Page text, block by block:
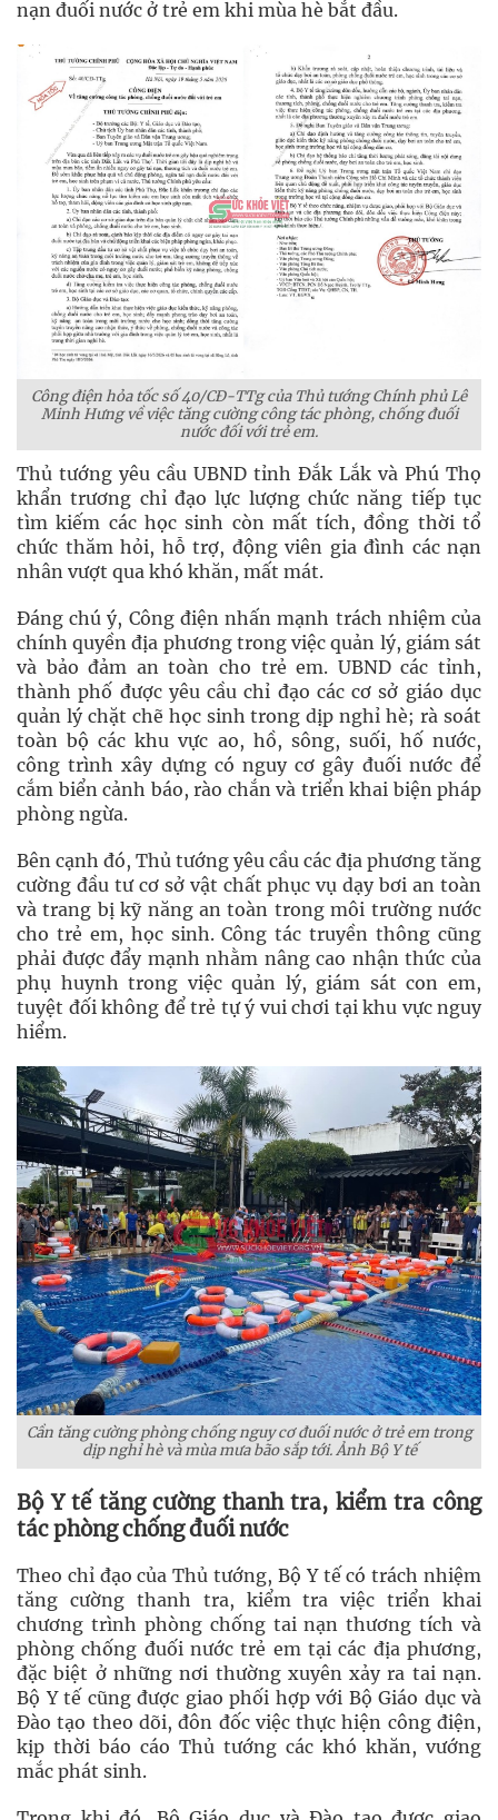
nạn đuối nước ở trẻ em khi mùa hè bắt đầu.
Công điện hỏa tốc số 40/CĐ-TTg của Thủ tướng Chính phủ Lê
Minh Hưng về việc tăng cường công tác phòng, chống đuối
nước đối với trẻ em.
Thủ tướng yêu cầu UBND tỉnh Đắk Lắk và Phú Thọ
khẩn trương chỉ đạo lực lượng chức năng tiếp tục
tìm kiếm các học sinh còn mất tích, đồng thời tổ
chức thăm hỏi, hỗ trợ, động viên gia đình các nạn
nhân vượt qua khó khăn, mất mát.
Đáng chú ý, Công điện nhấn mạnh trách nhiệm của
chính quyền địa phương trong việc quản lý, giám sát
và bảo đảm an toàn cho trẻ em. UBND các tỉnh,
thành phố được yêu cầu chỉ đạo các cơ sở giáo dục
quản lý chặt chẽ học sinh trong dịp nghỉ hè; rà soát
toàn bộ các khu vực ao, hồ, sông, suối, hố nước,
công trình xây dựng có nguy cơ gây đuối nước để
cắm biển cảnh báo, rào chắn và triển khai biện pháp
phòng ngừa.
Bên cạnh đó, Thủ tướng yêu cầu các địa phương tăng
cường đầu tư cơ sở vật chất phục vụ dạy bơi an toàn
và trang bị kỹ năng an toàn trong môi trường nước
cho trẻ em, học sinh. Công tác truyền thông cũng
phải được đẩy mạnh nhằm nâng cao nhận thức của
phụ huynh trong việc quản lý, giám sát con em,
tuyệt đối không để trẻ tự ý vui chơi tại khu vực nguy
hiểm.
Cần tăng cường phòng chống nguy cơ đuối nước ở trẻ em trong
dịp nghỉ hè và mùa mưa bão sắp tới. Ảnh Bộ Y tế
Bộ Y tế tăng cường thanh tra, kiểm tra công
tác phòng chống đuối nước
Theo chỉ đạo của Thủ tướng, Bộ Y tế có trách nhiệm
tăng cường thanh tra, kiểm tra việc triển khai
chương trình phòng chống tai nạn thương tích và
phòng chống đuối nước trẻ em tại các địa phương,
đặc biệt ở những nơi thường xuyên xảy ra tai nạn.
Bộ Y tế cũng được giao phối hợp với Bộ Giáo dục và
Đào tạo theo dõi, đôn đốc việc thực hiện công điện,
kịp thời báo cáo Thủ tướng các khó khăn, vướng
mắc phát sinh.